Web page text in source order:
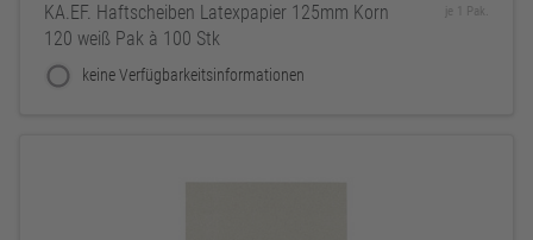
KA.EF. Haftscheiben Latexpapier 125mm Korn
120 weiß Pak à 100 Stk
keine Verfügbarkeitsinformationen
je 1 Pak.